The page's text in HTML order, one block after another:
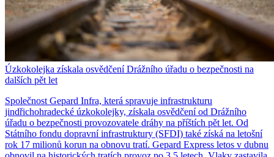
Úzkokolejka získala osvědčení Drážního úřadu o bezpečnosti na
dalších pět let
Společnost Gepard Infra, která spravuje infrastrukturu
jindřichohradecké úzkokolejky, získala osvědčení od Drážního
úřadu o bezpečnosti provozovatele dráhy na příštích pět let. Od
Státního fondu dopravní infrastruktury (SFDI) také získá na letošní
rok 17 milionů korun na obnovu tratí. Gepard Express letos v dubnu